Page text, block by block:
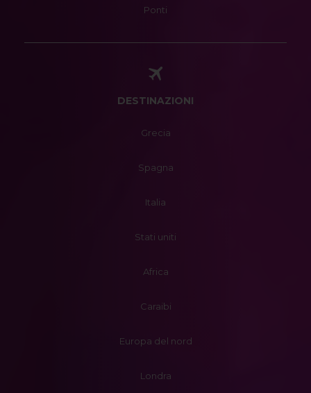
Ponti
DESTINAZIONI
Grecia
Spagna
Italia
Stati uniti
Africa
Caraibi
Europa del nord
Londra